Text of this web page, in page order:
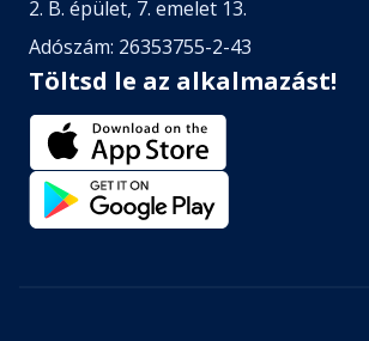
2. B. épület, 7. emelet 13.
Adószám: 26353755-2-43
Töltsd le az alkalmazást!